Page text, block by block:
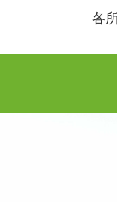
各